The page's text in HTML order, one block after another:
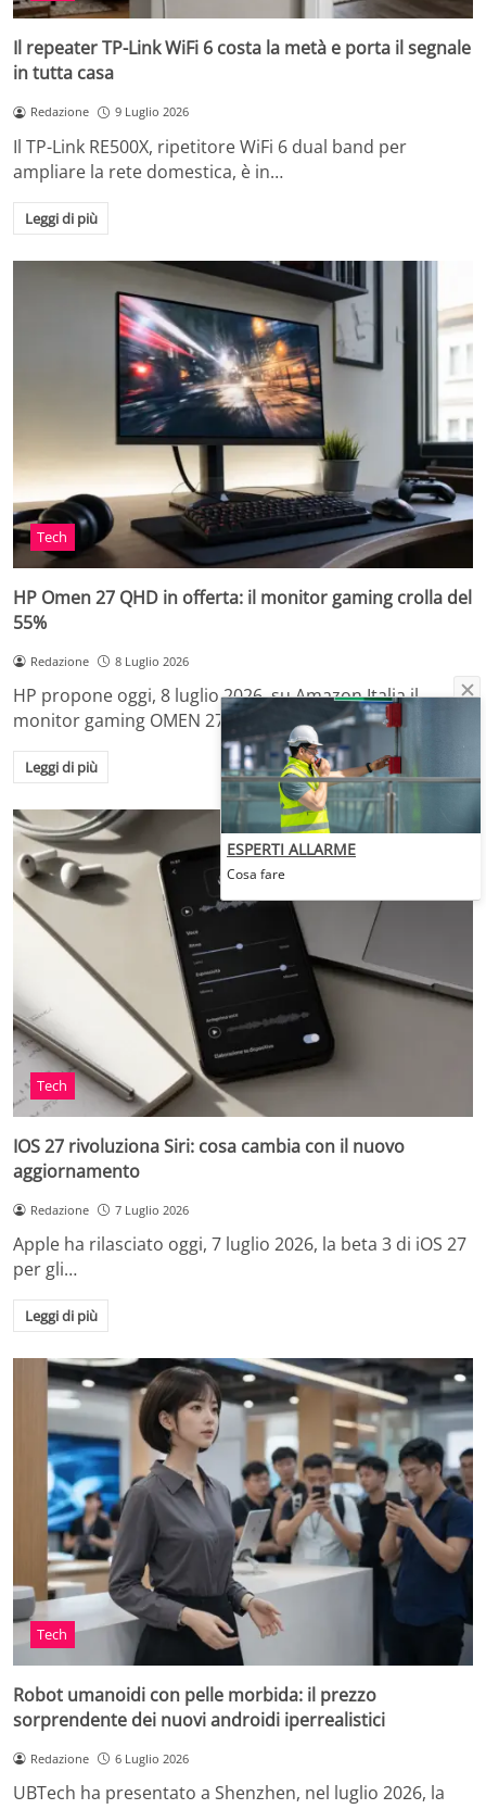
Il repeater TP-Link WiFi 6 costa la metà e porta il segnale
in tutta casa
Redazione 9 Luglio 2026
Il TP-Link RE500X, ripetitore WiFi 6 dual band per
ampliare la rete domestica, è in…
Leggi di più
Tech
HP Omen 27 QHD in offerta: il monitor gaming crolla del
55%
Redazione 8 Luglio 2026
HP propone oggi, 8 luglio 2026, su Amazon Italia il
monitor gaming OMEN 27qs da…
Leggi di più
Tech
IOS 27 rivoluziona Siri: cosa cambia con il nuovo
aggiornamento
Redazione 7 Luglio 2026
Apple ha rilasciato oggi, 7 luglio 2026, la beta 3 di iOS 27
per gli…
Leggi di più
Tech
Robot umanoidi con pelle morbida: il prezzo
sorprendente dei nuovi androidi iperrealistici
Redazione 6 Luglio 2026
UBTech ha presentato a Shenzhen, nel luglio 2026, la
ESPERTI ALLARME
Cosa fare